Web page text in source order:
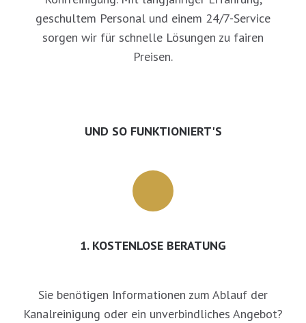
geschultem Personal und einem 24/7-Service
sorgen wir für schnelle Lösungen zu fairen
Preisen.
UND SO FUNKTIONIERT'S
1. KOSTENLOSE BERATUNG
Sie benötigen Informationen zum Ablauf der
Kanalreinigung oder ein unverbindliches Angebot?